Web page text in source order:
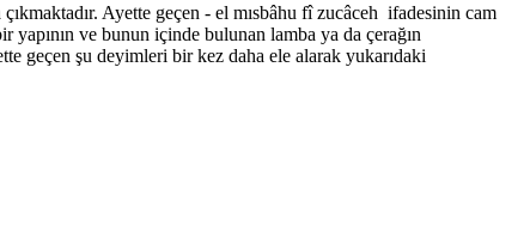
Ayette geçen - el mısbâhu fî zucâceh ifadesinin cam
ve bunun içinde bulunan lamba ya da çerağın
geçen şu deyimleri bir kez daha ele alarak yukarıdaki